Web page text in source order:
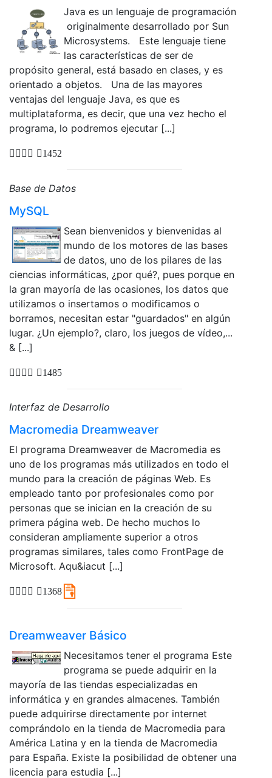
Java es un lenguaje de programación
originalmente desarrollado por Sun
Microsystems. Este lenguaje tiene
las características de ser de
propósito general, está basado en clases, y es
orientado a objetos. Una de las mayores
ventajas del lenguaje Java, es que es
multiplataforma, es decir, que una vez hecho el
programa, lo podremos ejecutar [...]
1452
Base de Datos
MySQL
Sean bienvenidos y bienvenidas al
mundo de los motores de las bases
de datos, uno de los pilares de las
ciencias informáticas, ¿por qué?, pues porque en
la gran mayoría de las ocasiones, los datos que
utilizamos o insertamos o modificamos o
borramos, necesitan estar "guardados" en algún
lugar. ¿Un ejemplo?, claro, los juegos de vídeo,...
& [...]
1485
Interfaz de Desarrollo
Macromedia Dreamweaver
El programa Dreamweaver de Macromedia es
uno de los programas más utilizados en todo el
mundo para la creación de páginas Web. Es
empleado tanto por profesionales como por
personas que se inician en la creación de su
primera página web. De hecho muchos lo
consideran ampliamente superior a otros
programas similares, tales como FrontPage de
Microsoft. Aqu&iacut [...]
1368
Dreamweaver Básico
Necesitamos tener el programa Este
programa se puede adquirir en la
mayoría de las tiendas especializadas en
informática y en grandes almacenes. También
puede adquirirse directamente por internet
comprándolo en la tienda de Macromedia para
América Latina y en la tienda de Macromedia
para España. Existe la posibilidad de obtener una
licencia para estudia [...]